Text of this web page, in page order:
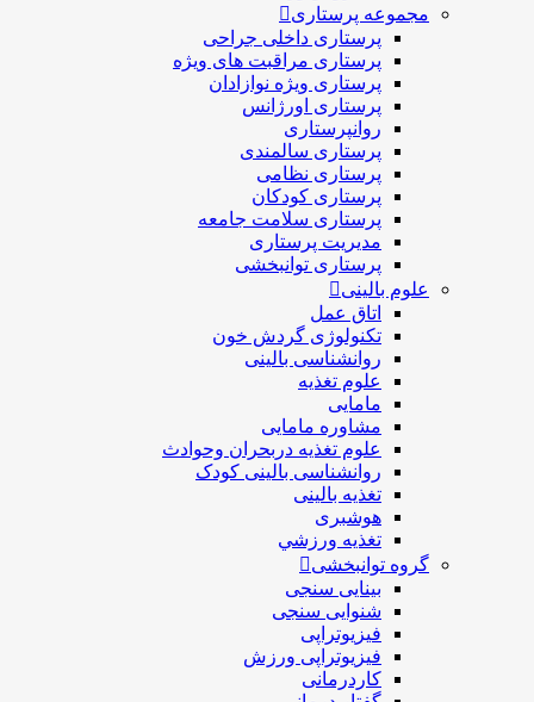
مجموعه پرستاری
پرستاری داخلی جراحی
پرستاری مراقبت های ويژه
پرستاری ويژه نوازادان
پرستاری اورژانس
روانپرستاری
پرستاری سالمندی
پرستاری نظامی
پرستاری کودکان
پرستاری سلامت جامعه
مدیریت پرستاری
پرستاری توانبخشی
علوم بالینی
اتاق عمل
تکنولوژی گردش خون
روانشناسی بالینی
علوم تغذیه
مامایی
مشاوره مامایی
علوم تغذیه دربحران وحوادث
روانشناسی بالینی کودک
تغذیه بالینی
هوشبری
تغذيه ورزشي
گروه توانبخشی
بینایی سنجی
شنوایی سنجی
فیزیوتراپی
فیزیوتراپی ورزش
کاردرمانی